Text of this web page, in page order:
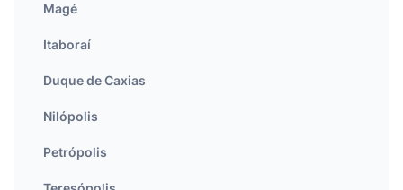
Magé
Itaboraí
Duque de Caxias
Nilópolis
Petrópolis